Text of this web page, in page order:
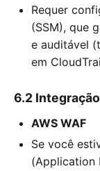
Requer
(SSM), que
e auditável
em
6.2
AWS WAF
Se você
(Application